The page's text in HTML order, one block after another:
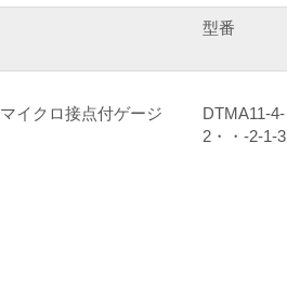
型番
イクロ接点付ゲージ
DTMA11-4-
2・・-2-1-3